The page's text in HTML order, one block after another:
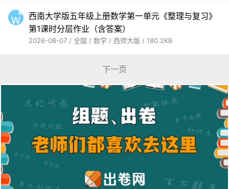
西南大学版五年级上册数学第一单元《整理与复习》
第1课时分层作业（含答案）
2026-08-07 / 全国 / 数学 / 西师大版 / 180.2KB
下一页